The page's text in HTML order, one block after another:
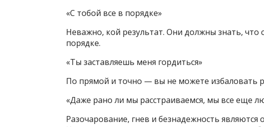
«С тобой все в порядке»
Неважно, кой результат. Они должны знать, что
порядке.
«Ты заставляешь меня гордиться»
По прямой и точно — вы не можете избаловать
«Даже рано ли мы расстраиваемся, мы все еще
Разочарование, гнев и безнадежность